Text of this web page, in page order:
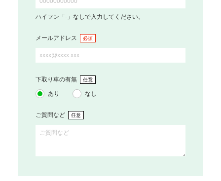
ハイフン「-」なしで入力してください。
メールアドレス 必須
下取り車の有無 任意
あり なし
ご質問など 任意